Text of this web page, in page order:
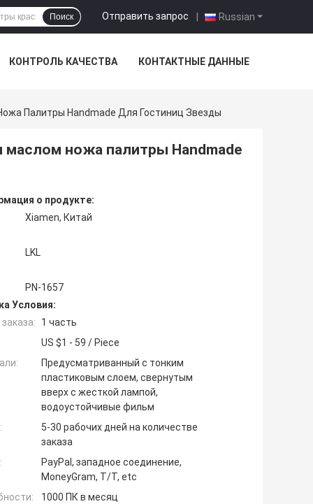
Russian
Отправить запрос |
Поиск
КОНТРОЛЬ КАЧЕСТВА КОНТАКТНЫЕ ДАННЫЕ
Палитры Handmade Для Гостиниц Звезды
ножа палитры Handmade
о продукте:
Xiamen, Китай
LKL
PN-1657
Условия:
1 часть
US $1 - 59 / Piece
Предусматриванный с тонким
пластиковым слоем, свернутым
вверх с жесткой лампой,
водоустойчивые фильм
5-30 рабочих дней на количестве
заказа
PayPal, западное соединение,
MoneyGram, T/T, etc
1000 ПК в месяц